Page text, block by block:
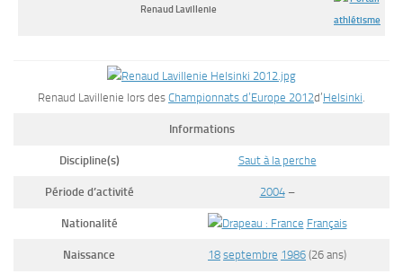
Renaud Lavillenie
Renaud Lavillenie lors des Championnats d’Europe 2012d’Helsinki.
Informations
Discipline(s) Saut à la perche
Période d’activité 2004–
Nationalité Français
Naissance 18 septembre 1986 (26 ans)